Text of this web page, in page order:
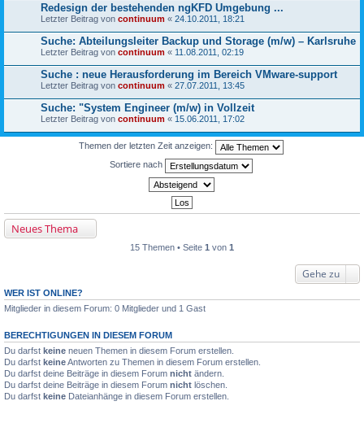
Redesign der bestehenden ngKFD Umgebung ...
Letzter Beitrag von continuum « 24.10.2011, 18:21
Suche: Abteilungsleiter Backup und Storage (m/w) – Karlsruhe
Letzter Beitrag von continuum « 11.08.2011, 02:19
Suche : neue Herausforderung im Bereich VMware-support
Letzter Beitrag von continuum « 27.07.2011, 13:45
Suche: "System Engineer (m/w) in Vollzeit
Letzter Beitrag von continuum « 15.06.2011, 17:02
Themen der letzten Zeit anzeigen:
Sortiere nach
Neues Thema
15 Themen • Seite 1 von 1
Gehe zu
WER IST ONLINE?
Mitglieder in diesem Forum: 0 Mitglieder und 1 Gast
BERECHTIGUNGEN IN DIESEM FORUM
Du darfst keine neuen Themen in diesem Forum erstellen.
Du darfst keineAntworten zu Themen in diesem Forum erstellen.
Du darfst deine Beiträge in diesem Forum nicht ändern.
Du darfst deine Beiträge in diesem Forum nicht löschen.
Du darfst keine Dateianhänge in diesem Forum erstellen.